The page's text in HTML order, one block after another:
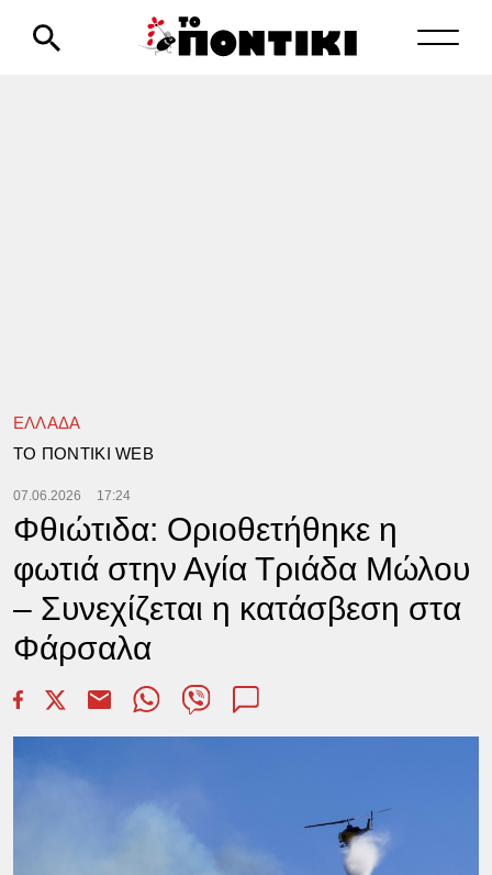
ΕΛΛΑΔΑ
TΟ ΠΟΝΤΙΚΙ WEB
07.06.2026 17:24
Φθιώτιδα: Οριοθετήθηκε η
φωτιά στην Αγία Τριάδα Μώλου
– Συνεχίζεται η κατάσβεση στα
Φάρσαλα